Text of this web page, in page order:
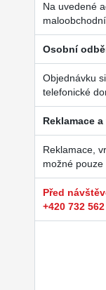
Na uvedené
Osobní
Objednávku
telefonické
Reklamace
Reklamace,
možné
Před
+420 732